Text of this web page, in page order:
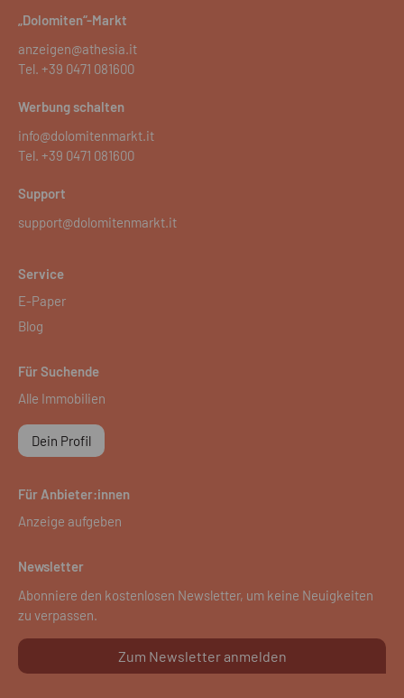
„Dolomiten“-Markt
anzeigen@athesia.it
Tel. +39 0471 081600
Werbung schalten
info@dolomitenmarkt.it
Tel. +39 0471 081600
Support
support@dolomitenmarkt.it
Service
E-Paper
Blog
Für Suchende
Alle Immobilien
Dein Profil
Für Anbieter:innen
Anzeige aufgeben
Newsletter
Abonniere den kostenlosen Newsletter, um keine Neuigkeiten
zu verpassen.
Zum Newsletter anmelden